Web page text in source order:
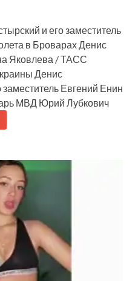
и его заместитель
в Броварах Денис
Яковлева / ТАСС
Денис
Евгений Енин
МВД Юрий Лубкович